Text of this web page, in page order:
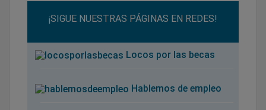
¡SIGUE NUESTRAS PÁGINAS EN REDES!
Locos por las becas
Hablemos de empleo